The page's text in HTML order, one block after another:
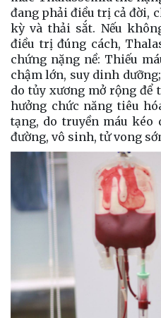
đang phải điều trị cả đời,
kỳ và thải sắt. Nếu
điều trị đúng cách,
chứng nặng nề: Thiếu
chậm lớn, suy dinh
do tủy xương mở rộng để
hưởng chức năng tiêu
tạng, do truyền máu kéo
đường, vô sinh, tử vong